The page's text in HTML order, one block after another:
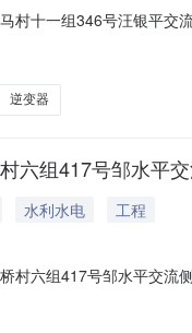
村十一组346号汪银平交
项目单位:湖北省恒晖崇
逆变器
六组417号邹水平
水利水电
工程
村六组417号邹水平交流
:湖北省恒晖崇光伏科技